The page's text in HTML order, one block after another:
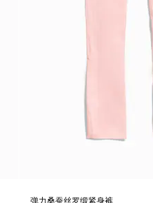
弹力桑蚕丝罗缎紧身裤